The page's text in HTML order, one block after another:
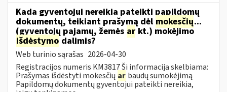
Kada gyventojui nereikia pateikti papildomų
dokumentų, teikiant prašymą dėl mokesčių...
(gyventojų pajamų, žemės ar kt.) mokėjimo
išdėstymo dalimis?
Web turinio sąrašas 2026-04-30
Registracijos numeris KM3817 Ši informacija skelbiama:
Prašymas išdėstyti mokesčių ar baudų sumokėjimą
Papildomų dokumentų gyventojui pateikti nereikia,